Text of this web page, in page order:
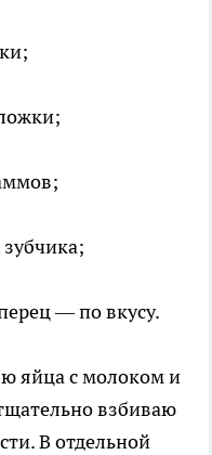
— по вкусу.
яйца с молоком и
взбиваю
В отдельной